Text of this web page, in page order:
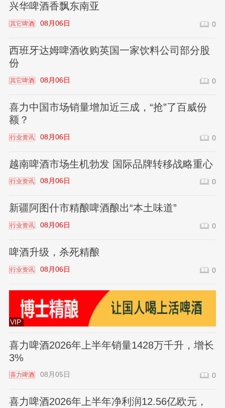
兴华啤酒香飘东南亚
其它啤酒 08月06日 0
西班牙达姆啤酒收购英国一家饮料公司部分股
份
其它啤酒 08月06日 0
喜力中国市场销量增加近三成，“抢”了百威份
额？
行业资讯 08月06日 0
越南啤酒市场生机勃发 国际品牌转移战略重心
行业资讯 08月06日 0
新疆阿图什市精酿啤酒酿出“本土味道”
行业资讯 08月06日 0
啤酒升级，杀死精酿
行业资讯 08月06日 0
VIP
喜力啤酒2026年上半年销量1428万千升，增长
3%
喜力啤酒 08月05日 0
喜力啤酒2026年上半年净利润12.56亿欧元，